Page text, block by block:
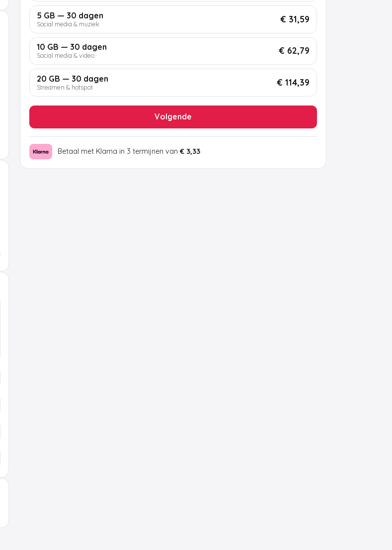
5 GB — 30 dagen
Social media & muziek € 31,59
10 GB — 30 dagen
Social media & video € 62,79
20 GB — 30 dagen
Streamen & hotspot € 114,39
Volgende
Betaal met Klarna in 3 termijnen van € 3,33